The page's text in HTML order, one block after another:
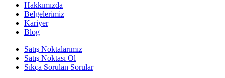
Hakkımızda
Belgelerimiz
Kariyer
Blog
Satış Noktalarımız
Satış Noktası Ol
Sıkça Sorulan Sorular